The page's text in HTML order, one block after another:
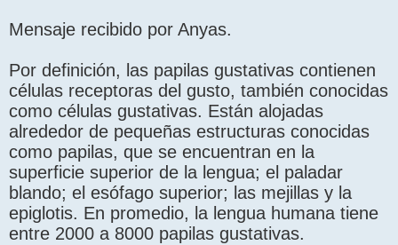
Mensaje recibido por Anyas.
Por definición, las papilas gustativas contienen
células receptoras del gusto, también conocidas
como células gustativas. Están alojadas
alrededor de pequeñas estructuras conocidas
como papilas, que se encuentran en la
superficie superior de la lengua; el paladar
blando; el esófago superior; las mejillas y la
epiglotis. En promedio, la lengua humana tiene
entre 2000 a 8000 papilas gustativas.